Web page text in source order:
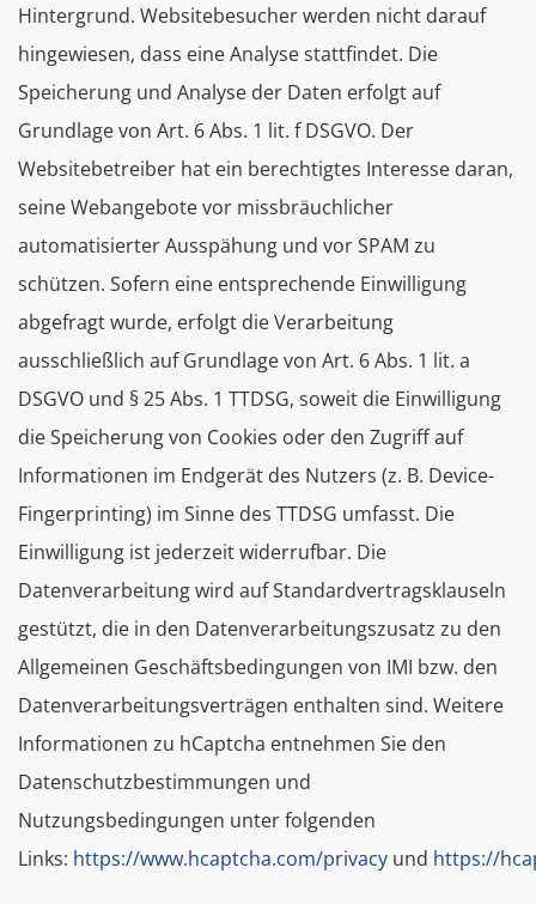
Hintergrund. Websitebesucher werden nicht darauf
hingewiesen, dass eine Analyse stattfindet. Die
Speicherung und Analyse der Daten erfolgt auf
Grundlage von Art. 6 Abs. 1 lit. f DSGVO. Der
Websitebetreiber hat ein berechtigtes Interesse daran,
seine Webangebote vor missbräuchlicher
automatisierter Ausspähung und vor SPAM zu
schützen. Sofern eine entsprechende Einwilligung
abgefragt wurde, erfolgt die Verarbeitung
ausschließlich auf Grundlage von Art. 6 Abs. 1 lit. a
DSGVO und § 25 Abs. 1 TTDSG, soweit die Einwilligung
die Speicherung von Cookies oder den Zugriff auf
Informationen im Endgerät des Nutzers (z. B. Device-
Fingerprinting) im Sinne des TTDSG umfasst. Die
Einwilligung ist jederzeit widerrufbar. Die
Datenverarbeitung wird auf Standardvertragsklauseln
gestützt, die in den Datenverarbeitungszusatz zu den
Allgemeinen Geschäftsbedingungen von IMI bzw. den
Datenverarbeitungsverträgen enthalten sind. Weitere
Informationen zu hCaptcha entnehmen Sie den
Datenschutzbestimmungen und
Nutzungsbedingungen unter folgenden
Links: https://www.hcaptcha.com/privacy und https://